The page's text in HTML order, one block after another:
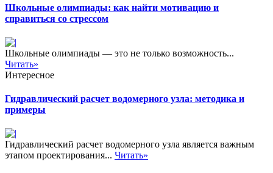
Школьные олимпиады: как найти мотивацию и
справиться со стрессом
Школьные олимпиады — это не только возможность...
Читать»
Интересное
Гидравлический расчет водомерного узла: методика и
примеры
Гидравлический расчет водомерного узла является важным
этапом проектирования... Читать»